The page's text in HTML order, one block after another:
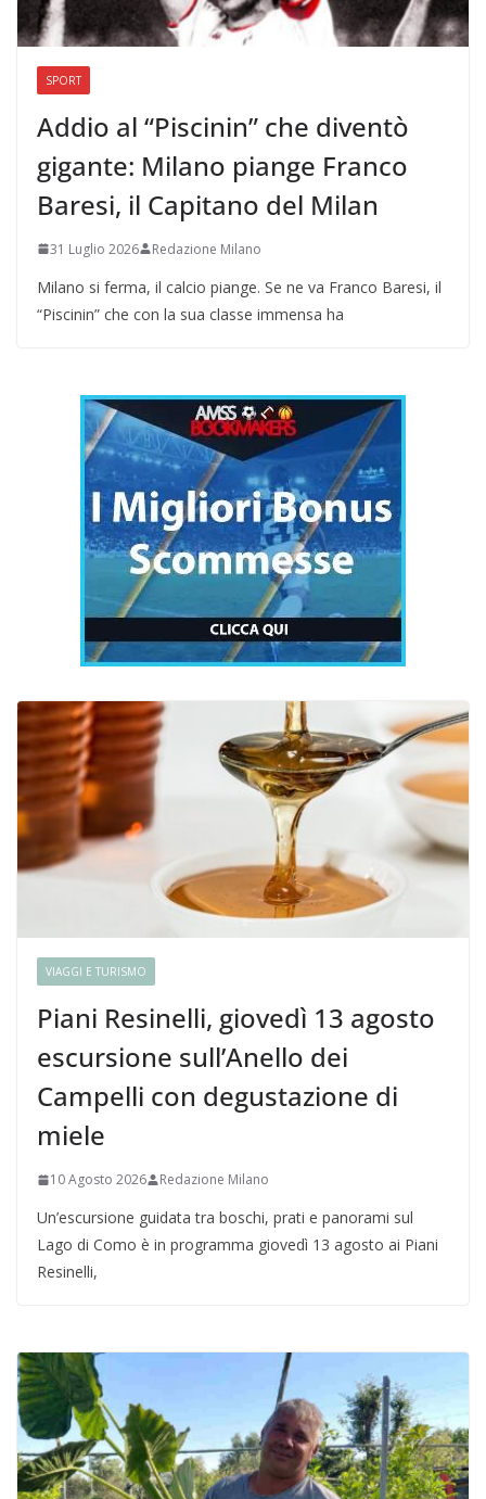
SPORT
Addio al “Piscinin” che diventò
gigante: Milano piange Franco
Baresi, il Capitano del Milan
31 Luglio 2026 Redazione Milano
Milano si ferma, il calcio piange. Se ne va Franco Baresi, il
“Piscinin” che con la sua classe immensa ha
VIAGGI E TURISMO
Piani Resinelli, giovedì 13 agosto
escursione sull’Anello dei
Campelli con degustazione di
miele
10 Agosto 2026 Redazione Milano
Un’escursione guidata tra boschi, prati e panorami sul
Lago di Como è in programma giovedì 13 agosto ai Piani
Resinelli,